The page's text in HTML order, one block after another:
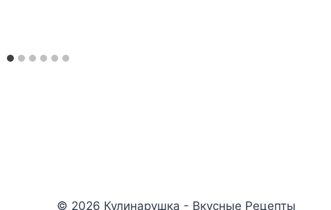
© 2026 Кулинарушка - Вкусные Рецепты